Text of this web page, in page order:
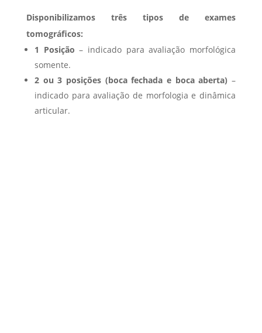
Disponibilizamos três tipos de exames
tomográficos:
1 Posição – indicado para avaliação morfológica
somente.
2 ou 3 posições (boca fechada e boca aberta) –
indicado para avaliação de morfologia e dinâmica
articular.